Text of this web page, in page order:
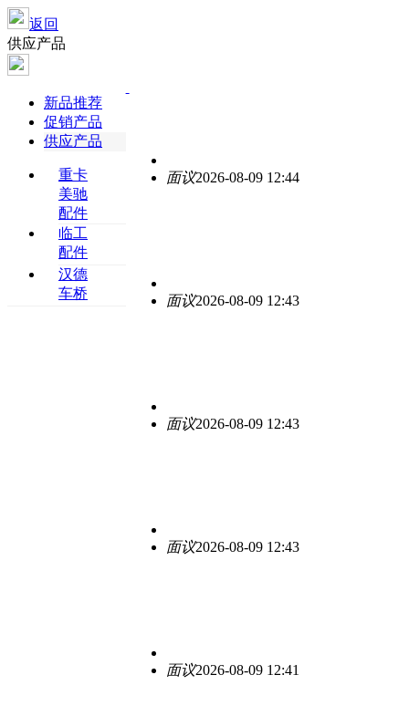
返回
供应产品
新品推荐
促销产品
供应产品
重卡
美驰
配件
临工
配件
汉德
车桥
面议2026-08-09 12:44
面议2026-08-09 12:43
面议2026-08-09 12:43
面议2026-08-09 12:43
面议2026-08-09 12:41